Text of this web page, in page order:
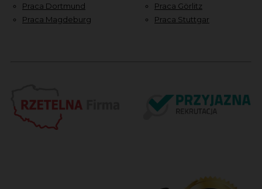
Praca Dortmund
Praca Magdeburg
Praca Görlitz
Praca Stuttgar